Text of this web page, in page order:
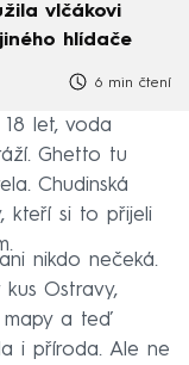
vlčákovi
hlídače
6 min čtení
let, voda
Ghetto tu
Chudinská
kteří si to přijeli
nikdo nečeká.
Ostravy,
mapy a teď
i příroda. Ale ne